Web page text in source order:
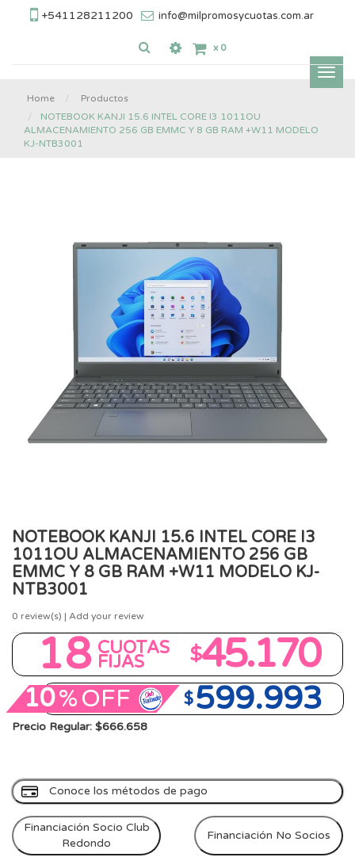
+541128211200 info@milpromosycuotas.com.ar
x 0
Home
Productos
NOTEBOOK KANJI 15.6 INTEL CORE I3 1011OU
ALMACENAMIENTO 256 GB EMMC Y 8 GB RAM +W11 MODELO
KJ-NTB3001
NOTEBOOK KANJI 15.6 INTEL CORE I3
1011OU ALMACENAMIENTO 256 GB
EMMC Y 8 GB RAM +W11 MODELO KJ-
NTB3001
0 review(s) | Add your review
18 CUOTAS
FIJAS $45.170
10%OFF $599.993
Precio Regular: $666.658
Conoce los métodos de pago
Financiación Socio Club
Redondo
Financiación No Socios